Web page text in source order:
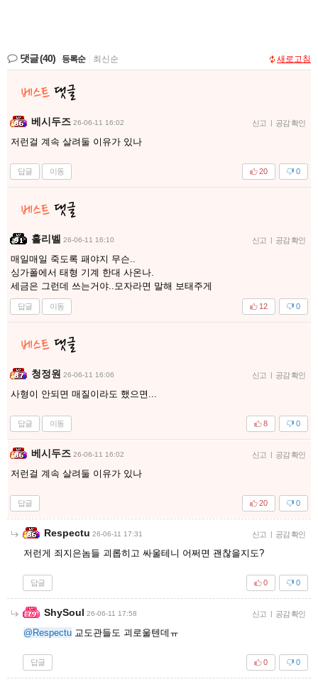
댓글(40) 등록순 최신순 새로고침
베시두즈 26-06-11 16:02 신고 | 공감 확인
저런걸 계속 살려둘 이유가 있나
답글 이동 0
20
홀리벨 26-06-11 16:10 신고 | 공감 확인
매일매일 죽도록 패야지 무슨..
싱가폴에서 태형 기계 한대 사온나.
세금은 그런데 쓰는거야..모자라면 말해 보태주게
답글 이동 0
12
청정원 26-06-11 16:06 신고 | 공감 확인
사형이 안되면 매질이라도 했으면...
답글 이동 0
8
베시두즈 26-06-11 16:02 신고 | 공감 확인
저런걸 계속 살려둘 이유가 있나
답글 0
20
Respectu 26-06-11 17:31 신고 | 공감 확인
저런게 죄지은놈들 괴롭히고 싸울테니 어쩌면 괜찮을지도?
답글 0
0
ShySoul 26-06-11 17:58 신고 | 공감 확인
@Respectu 교도관들도 괴로울텐데ㅠ
답글 0
0